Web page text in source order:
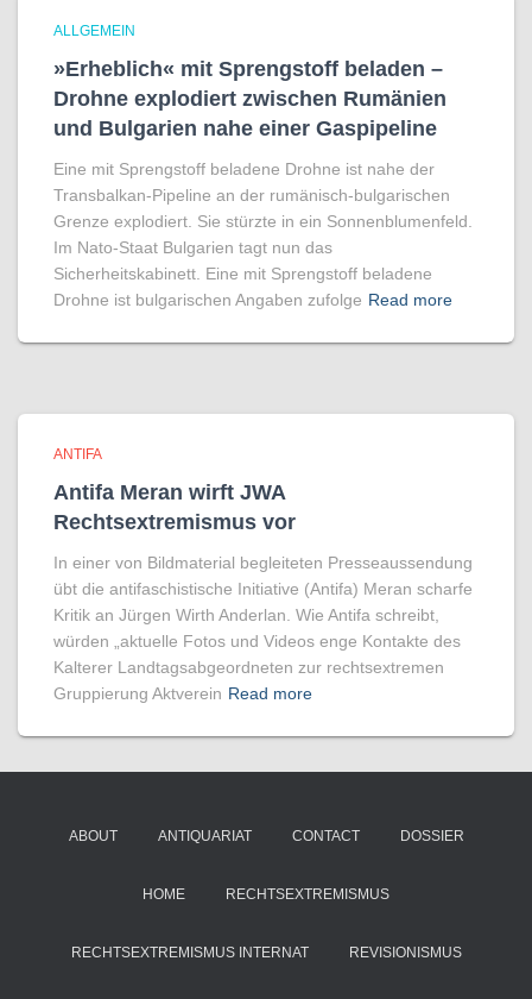
ALLGEMEIN
»Erheblich« mit Sprengstoff beladen –
Drohne explodiert zwischen Rumänien
und Bulgarien nahe einer Gaspipeline
Eine mit Sprengstoff beladene Drohne ist nahe der
Transbalkan-Pipeline an der rumänisch-bulgarischen
Grenze explodiert. Sie stürzte in ein Sonnenblumenfeld.
Im Nato-Staat Bulgarien tagt nun das
Sicherheitskabinett. Eine mit Sprengstoff beladene
Drohne ist bulgarischen Angaben zufolge Read more
ANTIFA
Antifa Meran wirft JWA
Rechtsextremismus vor
In einer von Bildmaterial begleiteten Presseaussendung
übt die antifaschistische Initiative (Antifa) Meran scharfe
Kritik an Jürgen Wirth Anderlan. Wie Antifa schreibt,
würden „aktuelle Fotos und Videos enge Kontakte des
Kalterer Landtagsabgeordneten zur rechtsextremen
Gruppierung Aktverein Read more
ABOUT ANTIQUARIAT CONTACT DOSSIER
HOME RECHTSEXTREMISMUS
RECHTSEXTREMISMUS INTERNAT REVISIONISMUS